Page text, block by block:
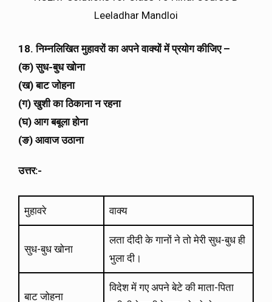
Leeladhar Mandloi
18. निम्नलिखित मुहावरों का अपने वाक्यों में प्रयोग कीजिए –
(क) सुध-बुध खोना
(ख) बाट जोहना
(ग) खुशी का ठिकाना न रहना
(घ) आग बबूला होना
(ङ) आवाज उठाना
उत्तर:-
मुहावरे वाक्य
सुध-बुध खोना
लता दीदी के गानों ने तो मेरी सुध-बुध ही
भुला दी।
बाट जोहना
विदेश में गए अपने बेटे की माता-पिता